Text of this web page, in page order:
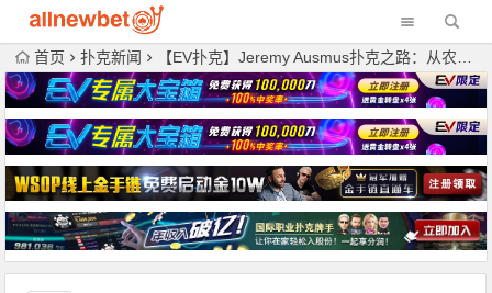
首页 扑克新闻 【EV扑克】Jeremy Ausmus扑克之路：从农村小额玩家到世界顶级牌手！